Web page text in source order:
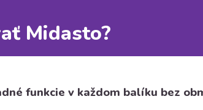
Midasto?
funkcie v každom balíku bez